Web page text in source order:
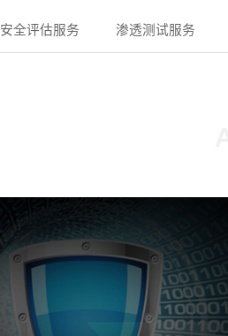
安全评估服务 渗透测试服务